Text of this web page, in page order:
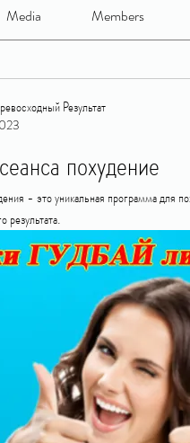
Media Members
Результат
похудение
- это уникальная программа для
результата.